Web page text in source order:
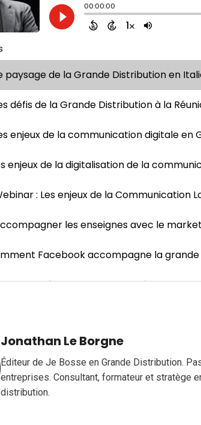
Jonathan Le Borgne
Éditeur de Je Bosse en Grande Distribution.
entreprises. Consultant, formateur et stratège
distribution.